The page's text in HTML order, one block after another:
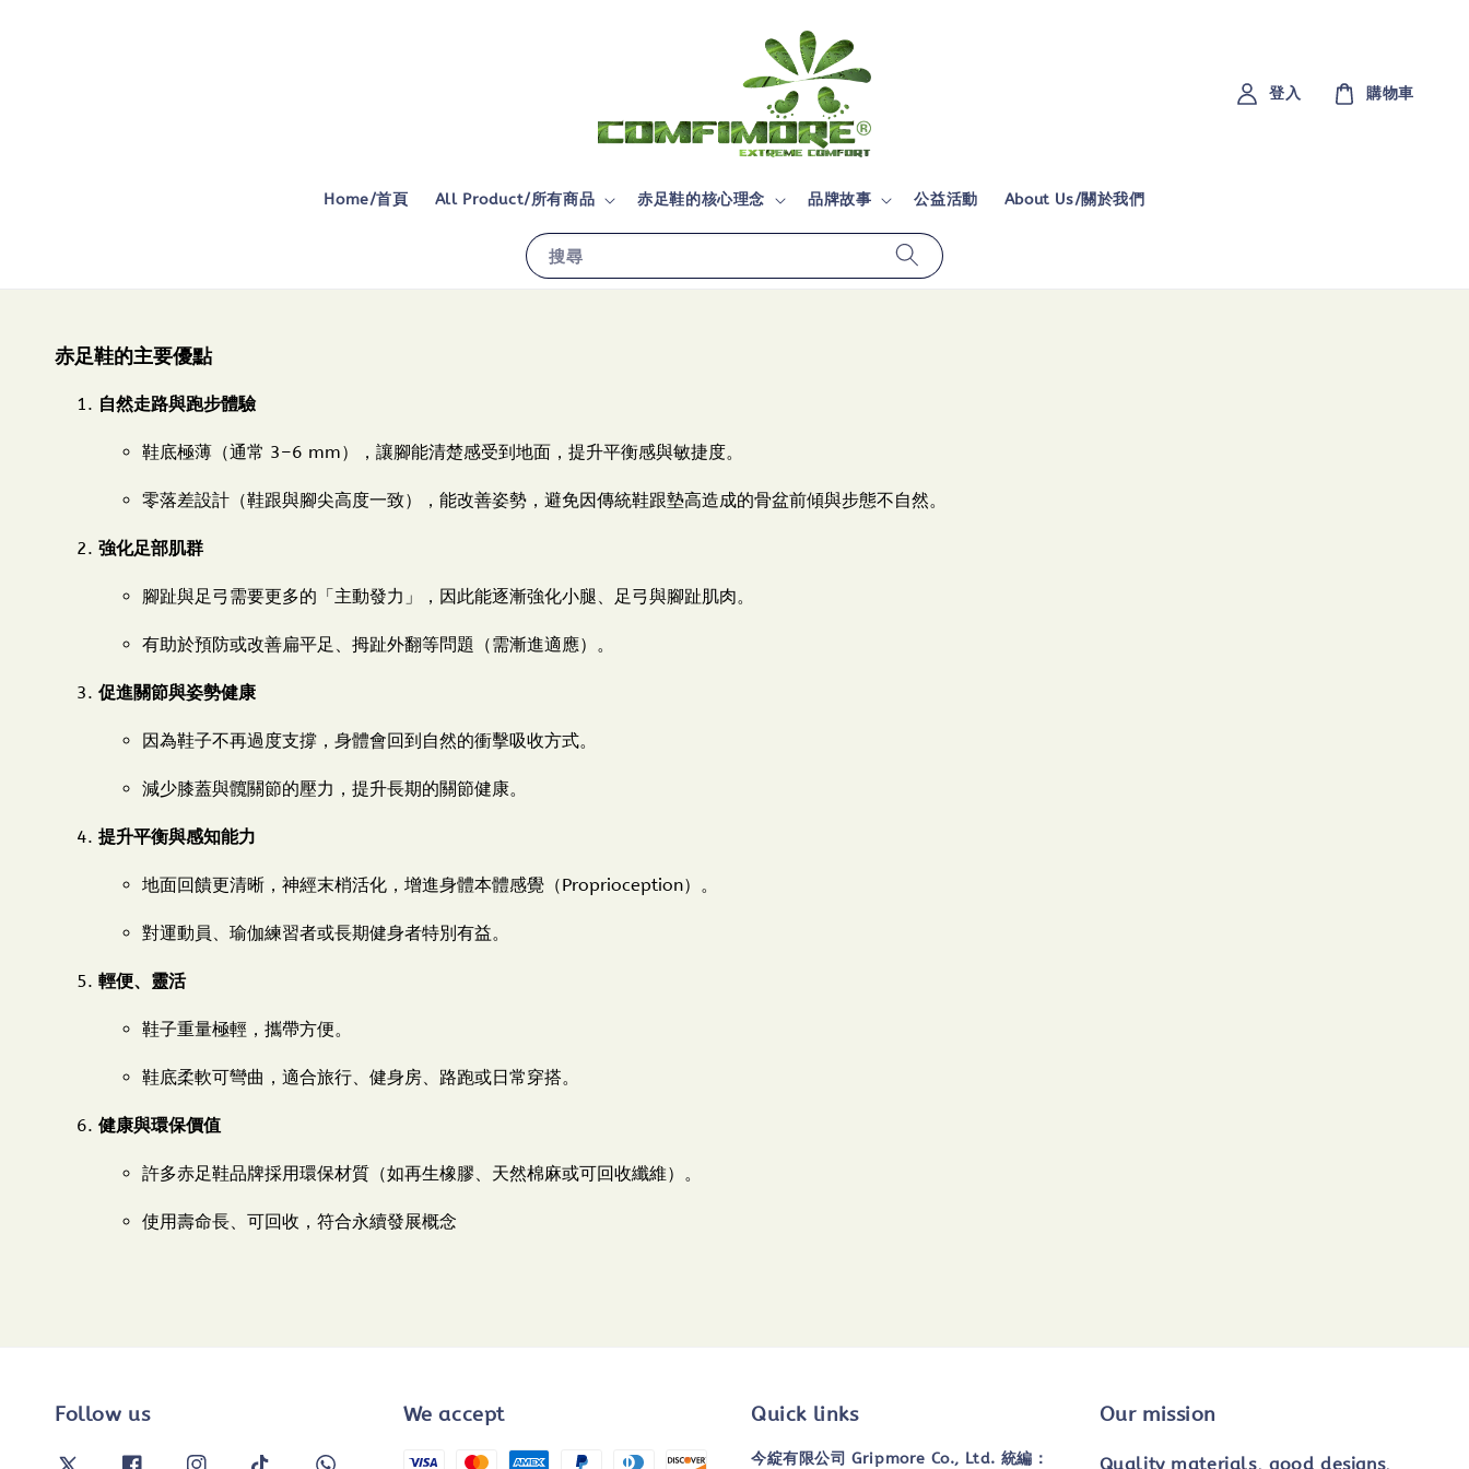
搜尋
Home/首頁 All Product/所有商品 赤足鞋的核心理念 品牌故事 公益活動 About Us/關於我們
登入 購物車
赤足鞋的主要優點
自然走路與跑步體驗
鞋底極薄（通常 3–6 mm），讓腳能清楚感受到地面，提升平衡感與敏捷度。
零落差設計（鞋跟與腳尖高度一致），能改善姿勢，避免因傳統鞋跟墊高造成的骨盆前傾與步態不自然。
強化足部肌群
腳趾與足弓需要更多的「主動發力」，因此能逐漸強化小腿、足弓與腳趾肌肉。
有助於預防或改善扁平足、拇趾外翻等問題（需漸進適應）。
促進關節與姿勢健康
因為鞋子不再過度支撐，身體會回到自然的衝擊吸收方式。
減少膝蓋與髖關節的壓力，提升長期的關節健康。
提升平衡與感知能力
地面回饋更清晰，神經末梢活化，增進身體本體感覺（Proprioception）。
對運動員、瑜伽練習者或長期健身者特別有益。
輕便、靈活
鞋子重量極輕，攜帶方便。
鞋底柔軟可彎曲，適合旅行、健身房、路跑或日常穿搭。
健康與環保價值
許多赤足鞋品牌採用環保材質（如再生橡膠、天然棉麻或可回收纖維）。
使用壽命長、可回收，符合永續發展概念
Follow us We accept Quick links
今綻有限公司 Gripmore Co., Ltd. 統編：
Our mission
Quality materials, good designs,